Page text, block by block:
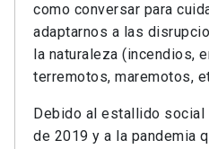
como conversar para
adaptarnos a las
la naturaleza (incendios,
terremotos, maremotos,
Debido al estallido
de 2019 y a la pandemia